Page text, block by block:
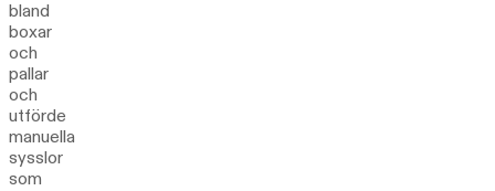
bland
boxar
och
pallar
och
utförde
manuella
sysslor
som